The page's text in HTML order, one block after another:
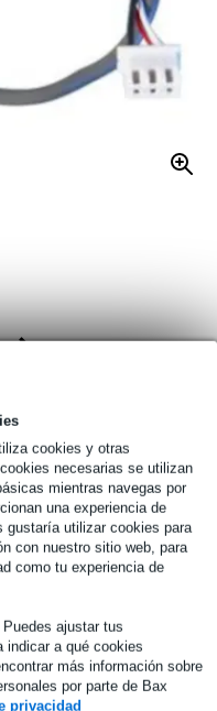
cookies y otras
necesarias se utilizan
mientras navegas por
una experiencia de
gustaría utilizar cookies para
con nuestro sitio web, para
como tu experiencia de
ajustar tus
indicar a qué cookies
más información sobre
por parte de Bax
privacidad
el proveedor
a la cesta
laborables en casa